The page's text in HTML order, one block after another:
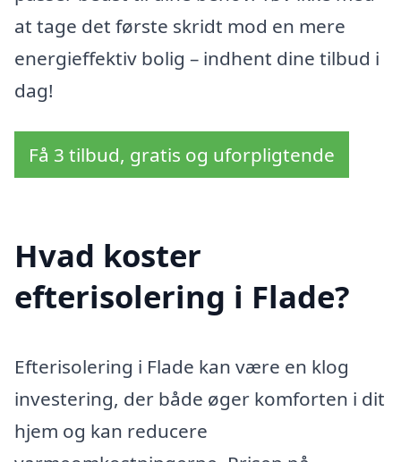
at tage det første skridt mod en mere
energieffektiv bolig – indhent dine tilbud i
dag!
Få 3 tilbud, gratis og uforpligtende
Hvad koster
efterisolering i Flade?
Efterisolering i Flade kan være en klog
investering, der både øger komforten i dit
hjem og kan reducere